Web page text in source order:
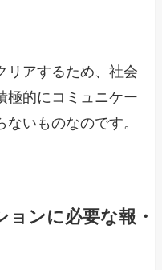
リアするため、社会
極的にコミュニケー
いものなのです。
ンに必要な報・